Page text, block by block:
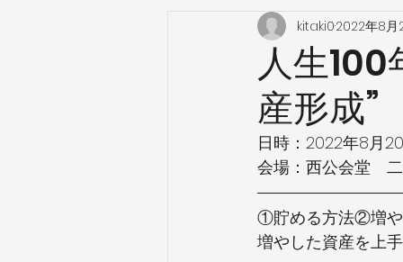
人生
産形成
kitaki02022年8月
日時：2022年8月
会場：西公会堂　
①貯める方法②増
増やした資産を上